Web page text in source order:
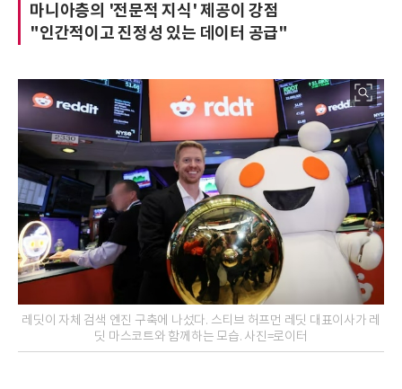
마니아층의 '전문적 지식' 제공이 강점
"인간적이고 진정성 있는 데이터 공급"
레딧이 자체 검색 엔진 구축에 나섰다. 스티브 허프먼 레딧 대표이사가 레
딧 마스코트와 함께하는 모습. 사진=로이터